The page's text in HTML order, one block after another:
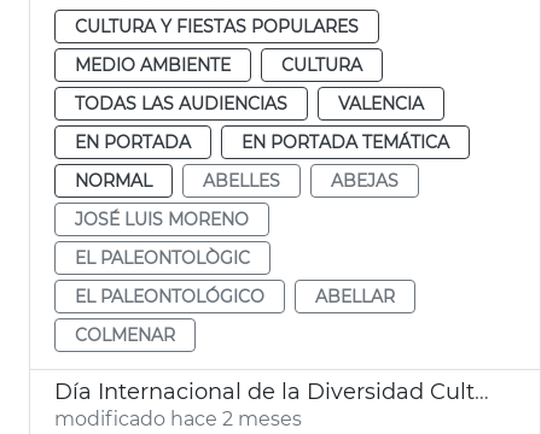
CULTURA Y FIESTAS POPULARES
MEDIO AMBIENTE
CULTURA
TODAS LAS AUDIENCIAS
VALENCIA
EN PORTADA
EN PORTADA TEMÁTICA
NORMAL
ABELLES
ABEJAS
JOSÉ LUIS MORENO
EL PALEONTOLÒGIC
EL PALEONTOLÓGICO
ABELLAR
COLMENAR
Día Internacional de la Diversidad Cultural València
modificado hace 2 meses